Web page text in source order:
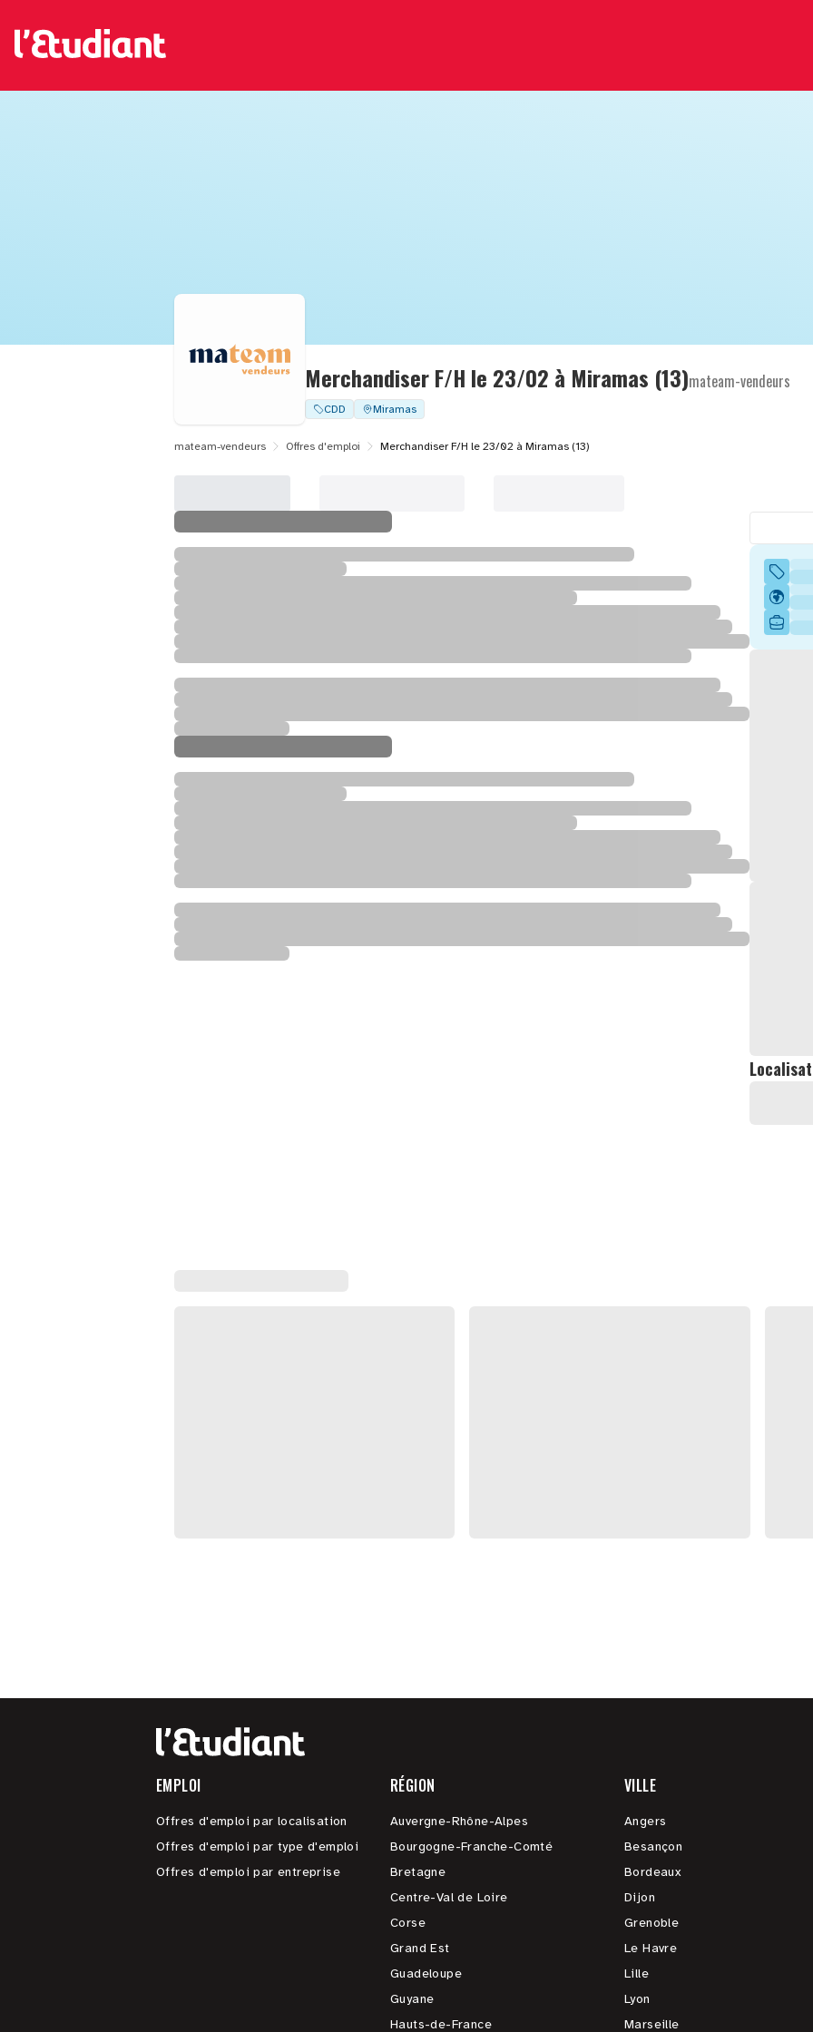
Merchandiser F/H le 23/02 à Miramas (13)mateam-vendeurs
CDD Miramas
mateam-vendeurs Offres d'emploi Merchandiser F/H le 23/02 à Miramas (13)
EMPLOI
Offres d'emploi par localisation
Offres d'emploi par type d'emploi
Offres d'emploi par entreprise
RÉGION
Auvergne-Rhône-Alpes
Bourgogne-Franche-Comté
Bretagne
Centre-Val de Loire
Corse
Grand Est
Guadeloupe
Guyane
Hauts-de-France
VILLE
Angers
Besançon
Bordeaux
Dijon
Grenoble
Le Havre
Lille
Lyon
Marseille